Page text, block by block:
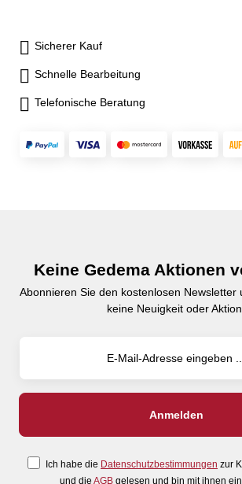
Sicherer Kauf
Schnelle Bearbeitung
Telefonische Beratung
Keine Gedema Aktionen
Abonnieren Sie den kostenlosen Newsletter
keine Neuigkeit oder Aktion.
Ich habe die Datenschutzbestimmungen zur
und die AGB gelesen und bin mit ihnen